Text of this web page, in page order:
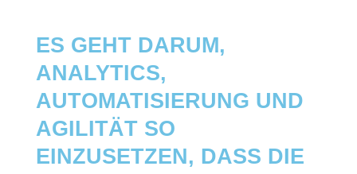
ES GEHT DARUM,
ANALYTICS,
AUTOMATISIERUNG UND
AGILITÄT SO
EINZUSETZEN, DASS DIE